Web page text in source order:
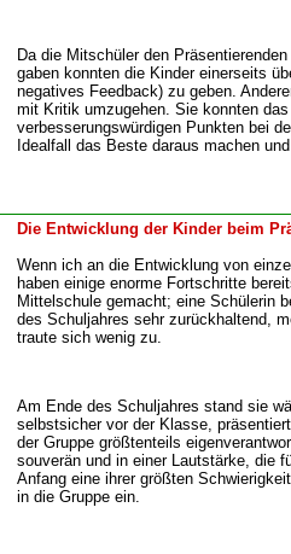
Da die Mitschüler den
gaben konnten die Kinder einerseits
negatives Feedback) zu geben.
mit Kritik umzugehen. Sie konnten
verbesserungswürdigen Punkten bei
Idealfall das Beste daraus machen
Die Entwicklung der Kinder beim
Wenn ich an die Entwicklung von
haben einige enorme Fortschritte
Mittelschule gemacht; eine Schülerin
des Schuljahres sehr zurückhaltend,
traute sich wenig zu.
Am Ende des Schuljahres stand sie
selbstsicher vor der Klasse,
der Gruppe größtenteils
souverän und in einer Lautstärke, die
Anfang eine ihrer größten
in die Gruppe ein.